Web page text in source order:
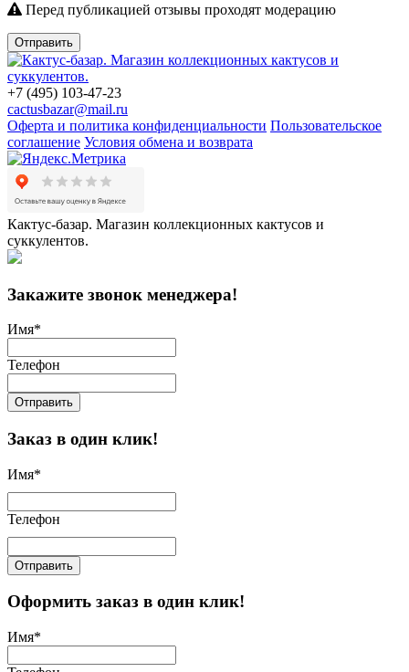
Перед публикацией отзывы проходят модерацию
Отправить
+7 (495) 103-47-23
cactusbazar@mail.ru
Оферта и политика конфиденциальности Пользовательское
соглашение Условия обмена и возврата
Кактус-базар. Магазин коллекционных кактусов и
суккулентов.
Закажите звонок менеджера!
Имя*
Телефон
Отправить
Заказ в один клик!
Имя*
Телефон
Отправить
Оформить заказ в один клик!
Имя*